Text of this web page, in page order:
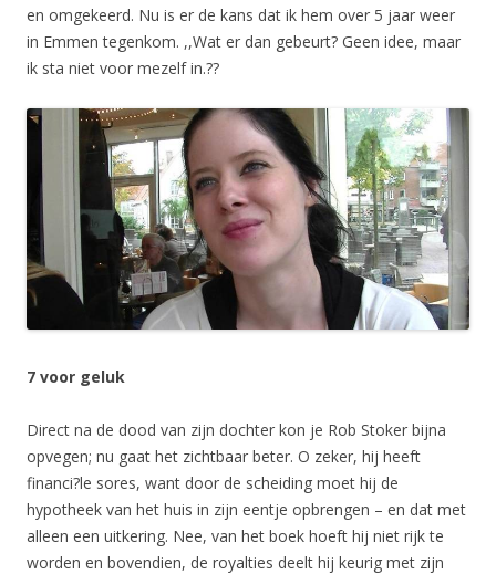
en omgekeerd. Nu is er de kans dat ik hem over 5 jaar weer
in Emmen tegenkom. ,,Wat er dan gebeurt? Geen idee, maar
ik sta niet voor mezelf in.??
7 voor geluk
Direct na de dood van zijn dochter kon je Rob Stoker bijna
opvegen; nu gaat het zichtbaar beter. O zeker, hij heeft
financi?le sores, want door de scheiding moet hij de
hypotheek van het huis in zijn eentje opbrengen – en dat met
alleen een uitkering. Nee, van het boek hoeft hij niet rijk te
worden en bovendien, de royalties deelt hij keurig met zijn